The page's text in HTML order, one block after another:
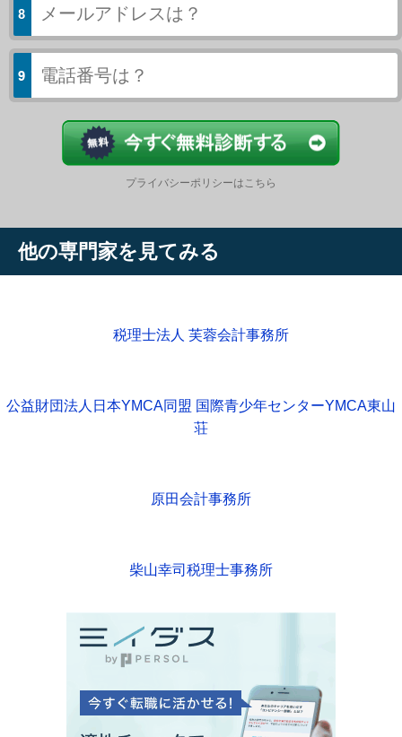
プライバシーポリシーはこちら
他の専門家を見てみる
税理士法人 芙蓉会計事務所
公益財団法人日本YMCA同盟 国際青少年センターYMCA東山
荘
原田会計事務所
柴山幸司税理士事務所